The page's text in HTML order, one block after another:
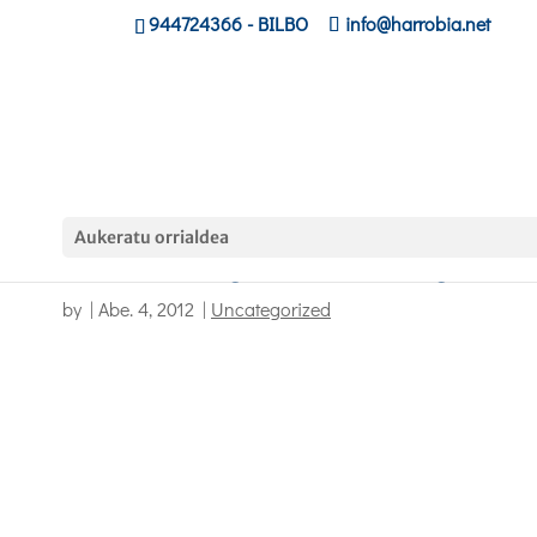
944724366- BILBO info@harrobia.net
Aukeratu orrialdea
by | Abe. 4, 2012 | Uncategorized